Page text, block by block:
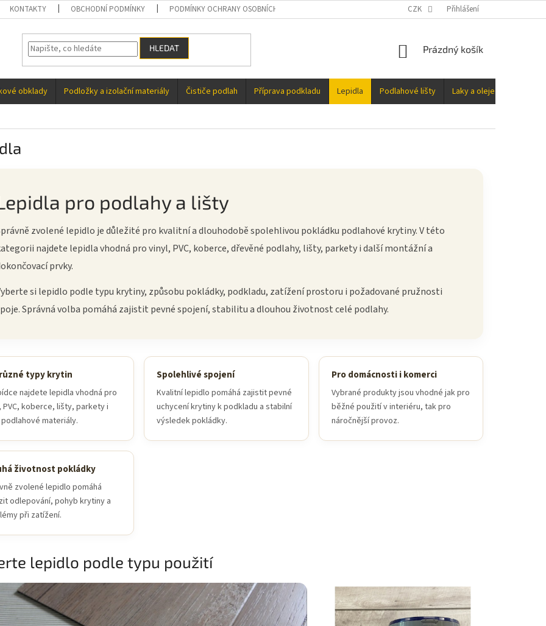
KONTAKTY OBCHODNÍ PODMÍNKY PODMÍNKY OCHRANY OSOBNÍCH ÚDAJŮ CZK Přihlášení
HLEDAT
NÁKUPNÍ
Prázdný košík
obklady Podložky a izolační materiály Čističe podlah Příprava podkladu Lepidla Podlahové lišty Laky a oleje
pro podlahy a lišty
zvolené lepidlo je důležité pro kvalitní a dlouhodobě spolehlivou pokládku podlahové krytiny. V této
najdete lepidla vhodná pro vinyl, PVC, koberce, dřevěné podlahy, lišty, parkety i další montážní a
prvky.
si lepidlo podle typu krytiny, způsobu pokládky, podkladu, zatížení prostoru i požadované pružnosti
Správná volba pomáhá zajistit pevné spojení, stabilitu a dlouhou životnost celé podlahy.
typy krytin
najdete lepidla vhodná pro
PVC, koberce, lišty, parkety i
materiály.
Spolehlivé spojení
Kvalitní lepidlo pomáhá zajistit pevné
uchycení krytiny k podkladu a stabilní
výsledek pokládky.
Pro domácnosti i komerci
Vybrané produkty jsou vhodné jak pro
běžné použití v interiéru, tak pro
náročnější provoz.
životnost pokládky
zvolené lepidlo pomáhá
odlepování, pohyb krytiny a
při zatížení.
lepidlo podle typu použití